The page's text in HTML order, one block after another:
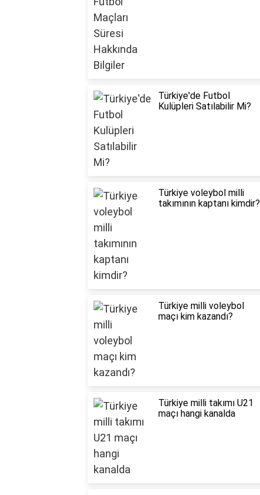
Türkiye'de Futbol
Kulüpleri Satılabilir Mi?
Türkiye voleybol milli
takımının kaptanı kimdir?
Türkiye milli voleybol
maçı kim kazandı?
Türkiye milli takımı U21
maçı hangi kanalda